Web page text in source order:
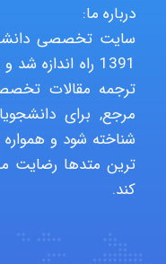
درباره ما:
سایت تخصصی
1391 راه
ترجمه مقالات
مرجع, برای
شناخته شود و
ترین متدها رضایت
کند.